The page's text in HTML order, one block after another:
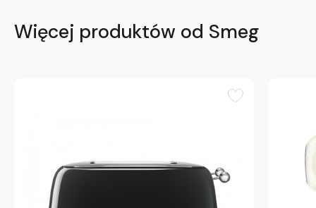
Więcej produktów od Smeg